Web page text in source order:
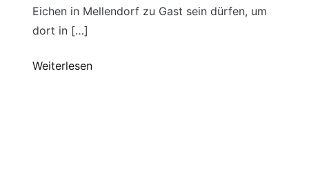
Eichen in Mellendorf zu Gast sein dürfen, um
dort in […]
Weiterlesen